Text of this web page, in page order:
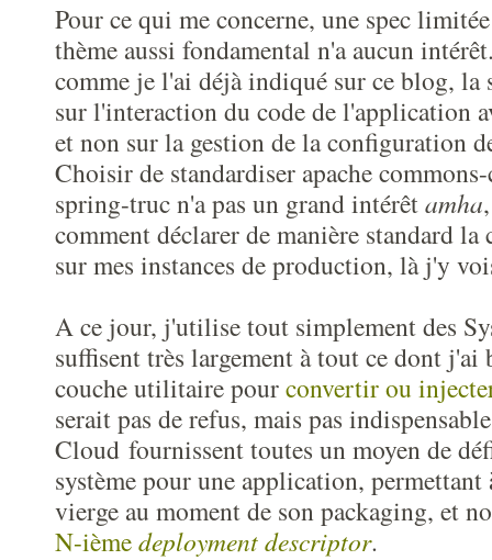
Pour ce qui me concerne, une spec
thème aussi fondamental n'a aucun
comme je l'ai déjà indiqué sur ce blog, la
sur l'interaction du code de l'application
et non sur la gestion de la configuration
Choisir de standardiser apache
spring-truc n'a pas un grand intérêtamha
comment déclarer de manière standard
sur mes instances de production, là j'y
A ce jour, j'utilise tout simplement des
suffisent très largement à tout ce dont j'ai
couche utilitaire pourconvertir ou
serait pas de refus, mais pas
Cloud fournissent toutes un moyen de
système pour une application,
vierge au moment de son packaging, et
N-ièmedeployment descriptor.